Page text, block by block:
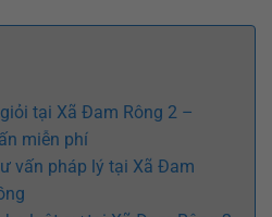
tại Xã Đam Rông 2 –
miễn phí
vấn pháp lý tại Xã Đam